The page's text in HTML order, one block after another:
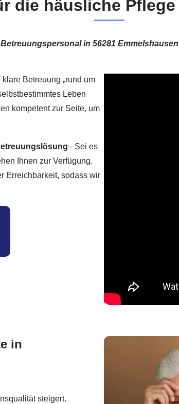
die häusliche
in 56281
Betreuung „rund um
Leben
kompetent zur Seite, um
– Sei es
Ihnen zur Verfügung.
Erreichbarkeit, sodass wir
in
steigert.